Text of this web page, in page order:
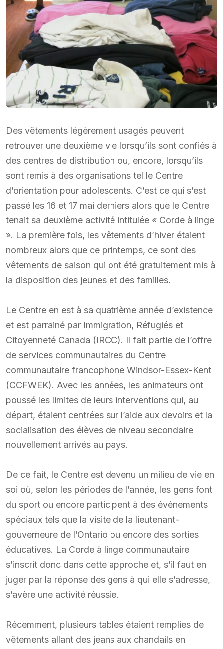
Des vêtements légèrement usagés peuvent
retrouver une deuxième vie lorsqu’ils sont confiés à
des centres de distribution ou, encore, lorsqu’ils
sont remis à des organisations tel le Centre
d’orientation pour adolescents. C’est ce qui s’est
passé les 16 et 17 mai derniers alors que le Centre
tenait sa deuxième activité intitulée « Corde à linge
». La première fois, les vêtements d’hiver étaient
nombreux alors que ce printemps, ce sont des
vêtements de saison qui ont été gratuitement mis à
la disposition des jeunes et des familles.
Le Centre en est à sa quatrième année d’existence
et est parrainé par Immigration, Réfugiés et
Citoyenneté Canada (IRCC). Il fait partie de l’offre
de services communautaires du Centre
communautaire francophone Windsor-Essex-Kent
(CCFWEK). Avec les années, les animateurs ont
poussé les limites de leurs interventions qui, au
départ, étaient centrées sur l’aide aux devoirs et la
socialisation des élèves de niveau secondaire
nouvellement arrivés au pays.
De ce fait, le Centre est devenu un milieu de vie en
soi où, selon les périodes de l’année, les gens font
du sport ou encore participent à des événements
spéciaux tels que la visite de la lieutenant-
gouverneure de l’Ontario ou encore des sorties
éducatives. La Corde à linge communautaire
s’inscrit donc dans cette approche et, s’il faut en
juger par la réponse des gens à qui elle s’adresse,
s’avère une activité réussie.
Récemment, plusieurs tables étaient remplies de
vêtements allant des jeans aux chandails en